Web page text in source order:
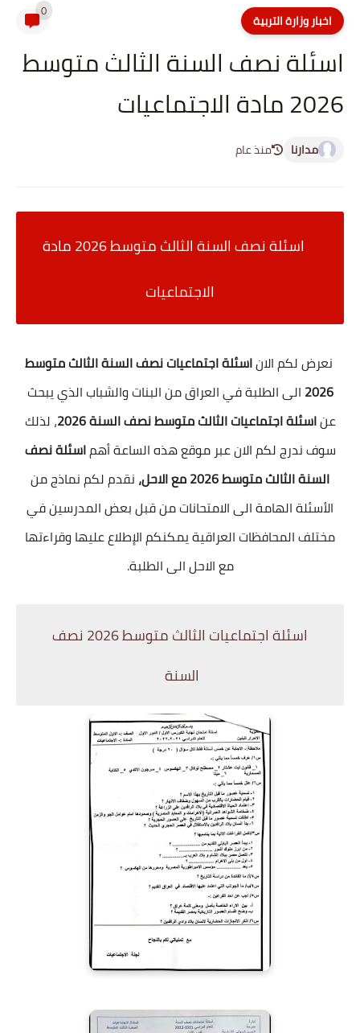
اخبار وزارة التربية 0
اسئلة نصف السنة الثالث متوسط
2026 مادة الاجتماعيات
مدارنا منذ عام
اسئلة نصف السنة الثالث متوسط 2026 مادة
الاجتماعيات
نعرض لكم الاناسئلة اجتماعيات نصف السنة الثالث متوسط
2026 الى الطلبة في العراق من البنات والشباب الذي يبحث
عناسئلة اجتماعيات الثالث متوسط نصف السنة 2026
، لذلك
سوف ندرج لكم الان عبر موقع هذه الساعة أهماسئلة نصف
السنة الثالث متوسط 2026 مع الاحل،
نقدم لكم نماذج من
الأسئلة الهامة الى الامتحانات من قبل بعض المدرسين في
مختلف المحافظات العراقية يمكنكم الإطلاع عليها وقراءتها
مع الاحل الى الطلبة.
اسئلة اجتماعيات الثالث متوسط 2026 نصف
السنة